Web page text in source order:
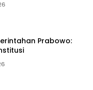
Prabowo: